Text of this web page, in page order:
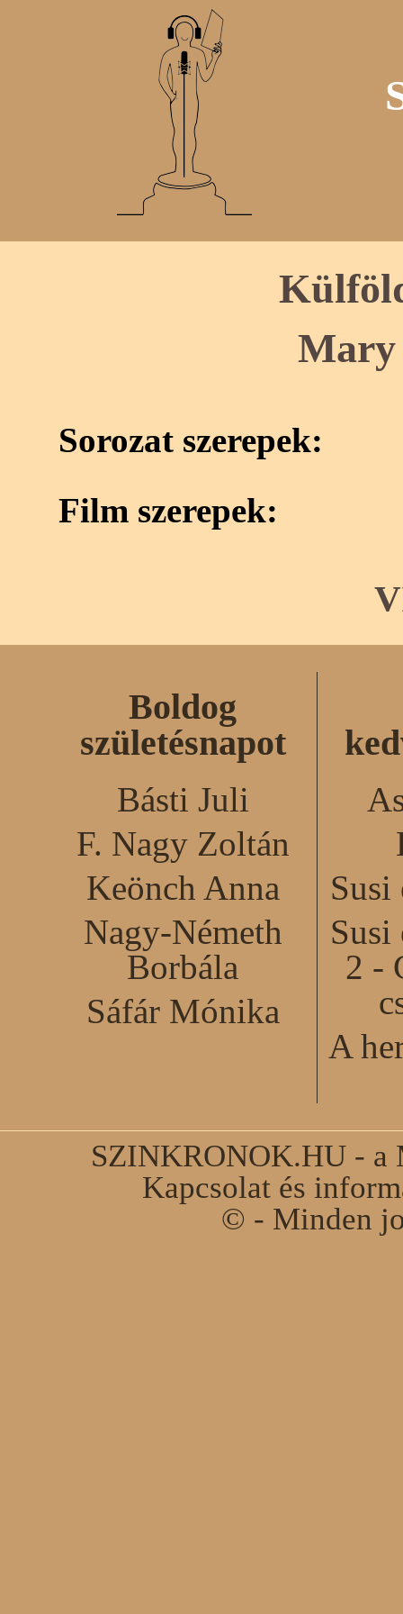
Mary
Sorozat szerepek:
Film szerepek:
Boldog
születésnapot
Básti Juli
F. Nagy Zoltán
Keönch Anna
Nagy-Németh
Borbála
Sáfár Mónika
Susi
Susi
2 -
A
SZINKRONOK.HU - a
Kapcsolat és
© - Minden